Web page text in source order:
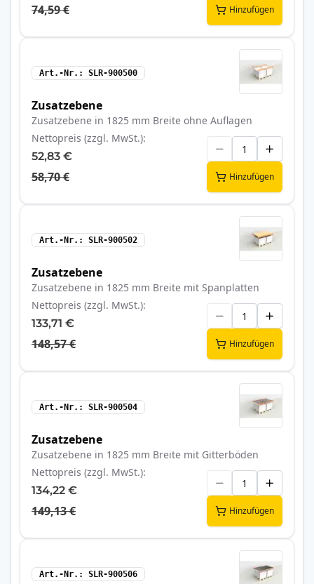
74,59 € Hinzufügen
Art.-Nr. SLR-900500
Zusatzebene
Zusatzebene in 1825 mm Breite ohne Auflagen
Nettopreis (zzgl. MwSt.)
52,83 €
58,70 € Hinzufügen
Art.-Nr. SLR-900502
Zusatzebene
Zusatzebene in 1825 mm Breite mit Spanplatten
Nettopreis (zzgl. MwSt.)
133,71 €
148,57 € Hinzufügen
Art.-Nr. SLR-900504
Zusatzebene
Zusatzebene in 1825 mm Breite mit Gitterböden
Nettopreis (zzgl. MwSt.)
134,22 €
149,13 € Hinzufügen
Art.-Nr. SLR-900506